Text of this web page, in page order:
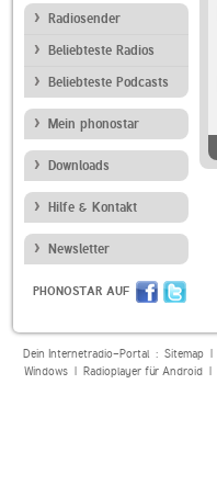
Radiosender
Beliebteste Radios
Beliebteste Podcasts
Mein phonostar
Downloads
Hilfe & Kontakt
Newsletter
PHONOSTAR AUF
Dein Internetradio-Portal : Sitemap|
Windows| Radioplayer für Android|